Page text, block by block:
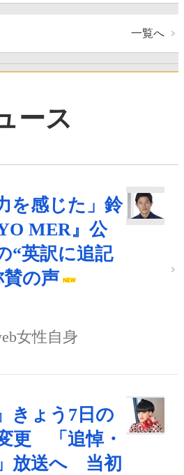
一覧へ
ース
を感じた」鈴
MER』公
“英訳に追記
賛の声
女性自身
きょう7日の
更 「追悼・
放送へ 当初